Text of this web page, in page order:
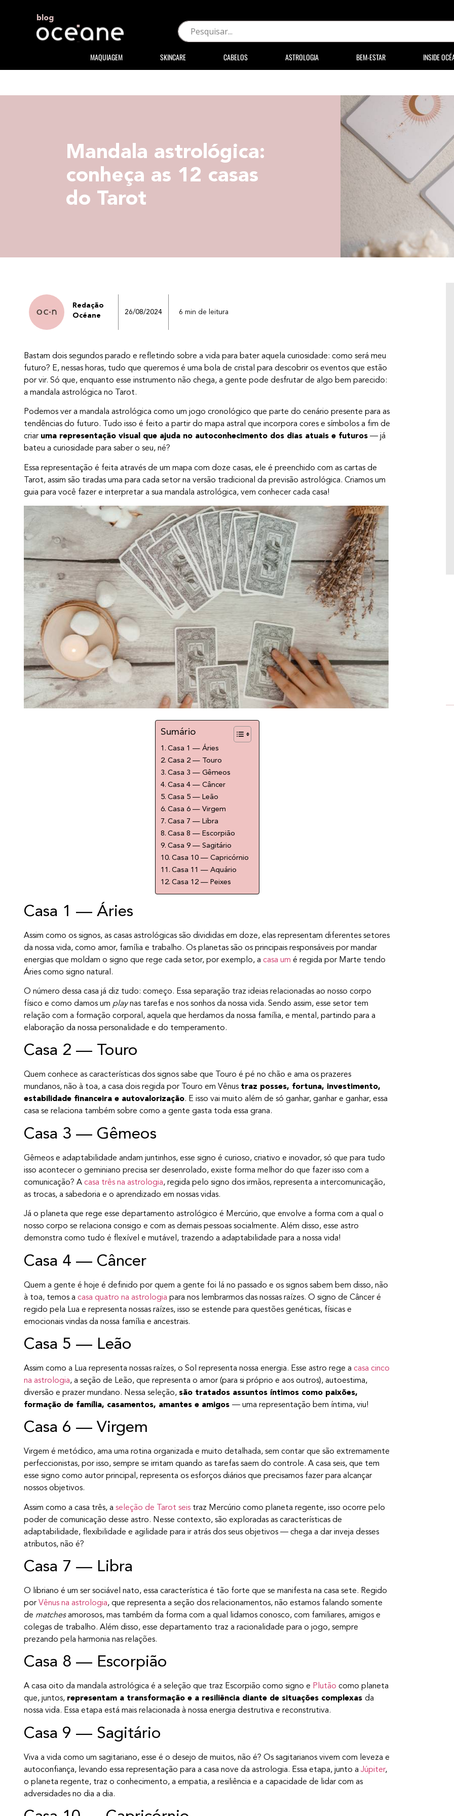
blog
MAQUIAGEM SKINCARE CABELOS ASTROLOGIA BEM-ESTAR INSIDE
Mandala astrológica:
conheça as 12 casas
do Tarot
Redação
Océane
26/08/2024 6 min de leitura
Bastam dois segundos parado e refletindo sobre a vida para bater aquela curiosidade: como será meu
futuro? E, nessas horas, tudo que queremos é uma bola de cristal para descobrir os eventos que estão
por vir. Só que, enquanto esse instrumento não chega, a gente pode desfrutar de algo bem parecido:
a mandala astrológica no Tarot.
Podemos ver a mandala astrológica como um jogo cronológico que parte do cenário presente para as
tendências do futuro. Tudo isso é feito a partir do mapa astral que incorpora cores e símbolos a fim de
criar uma representação visual que ajuda no autoconhecimento dos dias atuais e futuros — já
bateu a curiosidade para saber o seu, né?
Essa representação é feita através de um mapa com doze casas, ele é preenchido com as cartas de
Tarot, assim são tiradas uma para cada setor na versão tradicional da previsão astrológica. Criamos um
guia para você fazer e interpretar a sua mandala astrológica, vem conhecer cada casa!
Sumário
Casa 1 — Áries
Casa 2 — Touro
Casa 3 — Gêmeos
Casa 4 — Câncer
Casa 5 — Leão
Casa 6 — Virgem
Casa 7 — Libra
Casa 8 — Escorpião
Casa 9 — Sagitário
Casa 10 — Capricórnio
Casa 11 — Aquário
Casa 12 — Peixes
Casa 1 — Áries
Assim como os signos, as casas astrológicas são divididas em doze, elas representam diferentes setores
da nossa vida, como amor, família e trabalho. Os planetas são os principais responsáveis por mandar
energias que moldam o signo que rege cada setor, por exemplo, a casa um é regida por Marte tendo
Áries como signo natural.
O número dessa casa já diz tudo: começo. Essa separação traz ideias relacionadas ao nosso corpo
físico e como damos um playnas tarefas e nos sonhos da nossa vida. Sendo assim, esse setor tem
relação com a formação corporal, aquela que herdamos da nossa família, e mental, partindo para a
elaboração da nossa personalidade e do temperamento.
Casa 2 — Touro
Quem conhece as características dos signos sabe que Touro é pé no chão e ama os prazeres
mundanos, não à toa, a casa dois regida por Touro em Vênus traz posses, fortuna, investimento,
estabilidade financeira e autovalorização. E isso vai muito além de só ganhar, ganhar e ganhar, essa
casa se relaciona também sobre como a gente gasta toda essa grana.
Casa 3 — Gêmeos
Gêmeos e adaptabilidade andam juntinhos, esse signo é curioso, criativo e inovador, só que para tudo
isso acontecer o geminiano precisa ser desenrolado, existe forma melhor do que fazer isso com a
comunicação? A casa três na astrologia, regida pelo signo dos irmãos, representa a intercomunicação,
as trocas, a sabedoria e o aprendizado em nossas vidas.
Já o planeta que rege esse departamento astrológico é Mercúrio, que envolve a forma com a qual o
nosso corpo se relaciona consigo e com as demais pessoas socialmente. Além disso, esse astro
demonstra como tudo é flexível e mutável, trazendo a adaptabilidade para a nossa vida!
Casa 4 — Câncer
Quem a gente é hoje é definido por quem a gente foi lá no passado e os signos sabem bem disso, não
à toa, temos a casa quatro na astrologia para nos lembrarmos das nossas raízes. O signo de Câncer é
regido pela Lua e representa nossas raízes, isso se estende para questões genéticas, físicas e
emocionais vindas da nossa família e ancestrais.
Casa 5 — Leão
Assim como a Lua representa nossas raízes, o Sol representa nossa energia. Esse astro rege a casa cinco
na astrologia, a seção de Leão, que representa o amor (para si próprio e aos outros), autoestima,
diversão e prazer mundano. Nessa seleção, são tratados assuntos íntimos como paixões,
formação de família, casamentos, amantes e amigos — uma representação bem íntima, viu!
Casa 6 — Virgem
Virgem é metódico, ama uma rotina organizada e muito detalhada, sem contar que são extremamente
perfeccionistas, por isso, sempre se irritam quando as tarefas saem do controle. A casa seis, que tem
esse signo como autor principal, representa os esforços diários que precisamos fazer para alcançar
nossos objetivos.
Assim como a casa três, a seleção de Tarot seis traz Mercúrio como planeta regente, isso ocorre pelo
poder de comunicação desse astro. Nesse contexto, são exploradas as características de
adaptabilidade, flexibilidade e agilidade para ir atrás dos seus objetivos — chega a dar inveja desses
atributos, não é?
Casa 7 — Libra
O libriano é um ser sociável nato, essa característica é tão forte que se manifesta na casa sete. Regido
por Vênus na astrologia, que representa a seção dos relacionamentos, não estamos falando somente
de matchesamorosos, mas também da forma com a qual lidamos conosco, com familiares, amigos e
colegas de trabalho. Além disso, esse departamento traz a racionalidade para o jogo, sempre
prezando pela harmonia nas relações.
Casa 8 — Escorpião
A casa oito da mandala astrológica é a seleção que traz Escorpião como signo e Plutão como planeta
que, juntos, representam a transformação e a resiliência diante de situações complexas da
nossa vida. Essa etapa está mais relacionada à nossa energia destrutiva e reconstrutiva.
Casa 9 — Sagitário
Viva a vida como um sagitariano, esse é o desejo de muitos, não é? Os sagitarianos vivem com leveza e
autoconfiança, levando essa representação para a casa nove da astrologia. Essa etapa, junto a Júpiter,
o planeta regente, traz o conhecimento, a empatia, a resiliência e a capacidade de lidar com as
adversidades no dia a dia.
QUAIS SÃO OS SIGNOS QUE COMBINAM
NO AMOR E NA AMIZADE?
isso vale para amor e amizade, viu! Afinal,
cada um dos doze signos do zodíaco têm
suas características e personalidades que
hora de manter a convivência harmônica. No
horóscopo, existem […]